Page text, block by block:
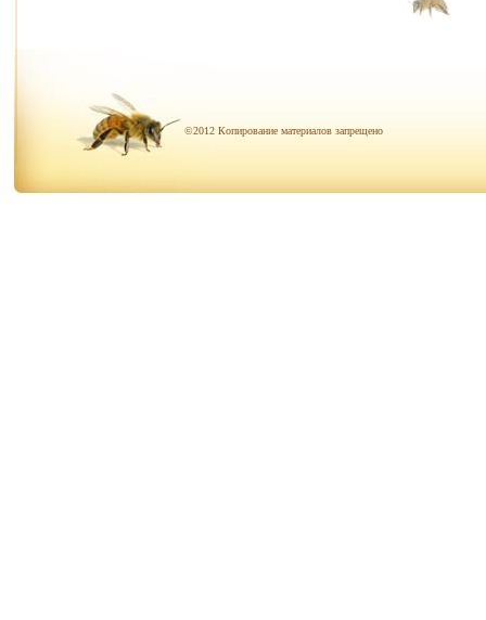
©2012 Копирование материалов запрещено